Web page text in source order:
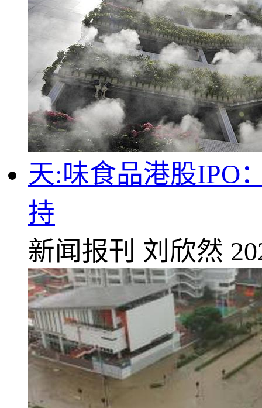
天:味食品港股IPO
持
新闻报刊 刘欣然